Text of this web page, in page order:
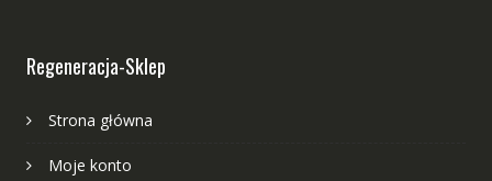
Regeneracja-Sklep
Strona główna
Moje konto